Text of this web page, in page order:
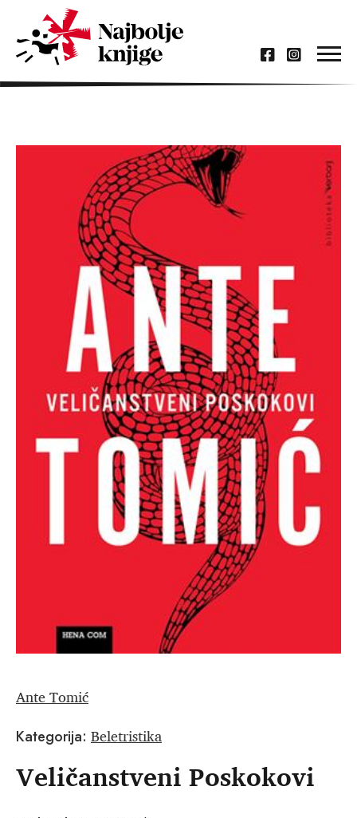
Ante Tomić
Kategorija: Beletristika
Veličanstveni Poskokovi